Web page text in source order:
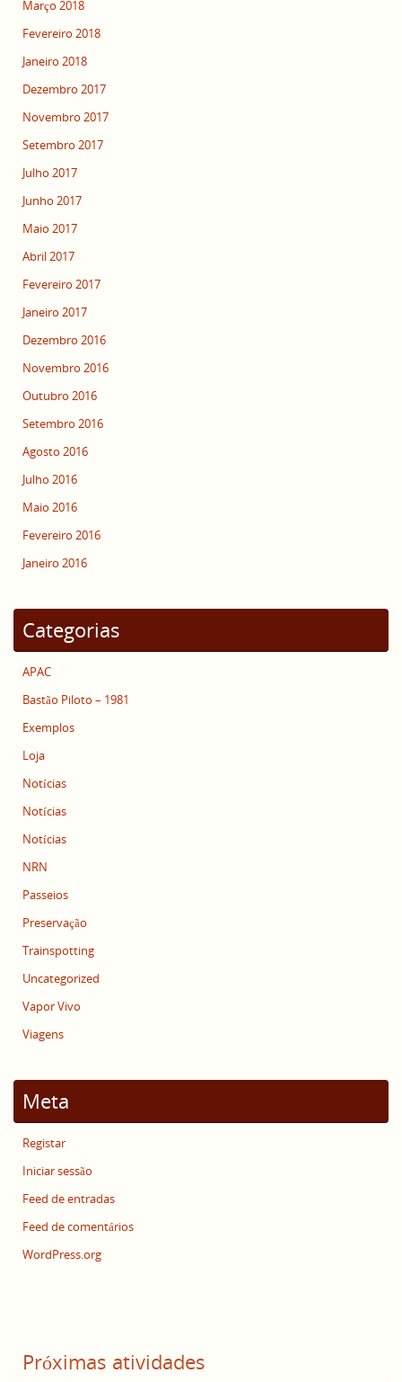
Março 2018
Fevereiro 2018
Janeiro 2018
Dezembro 2017
Novembro 2017
Setembro 2017
Julho 2017
Junho 2017
Maio 2017
Abril 2017
Fevereiro 2017
Janeiro 2017
Dezembro 2016
Novembro 2016
Outubro 2016
Setembro 2016
Agosto 2016
Julho 2016
Maio 2016
Fevereiro 2016
Janeiro 2016
Categorias
APAC
Bastão Piloto – 1981
Exemplos
Loja
Notícias
Notícias
Notícias
NRN
Passeios
Preservação
Trainspotting
Uncategorized
Vapor Vivo
Viagens
Meta
Registar
Iniciar sessão
Feed de entradas
Feed de comentários
WordPress.org
Próximas atividades